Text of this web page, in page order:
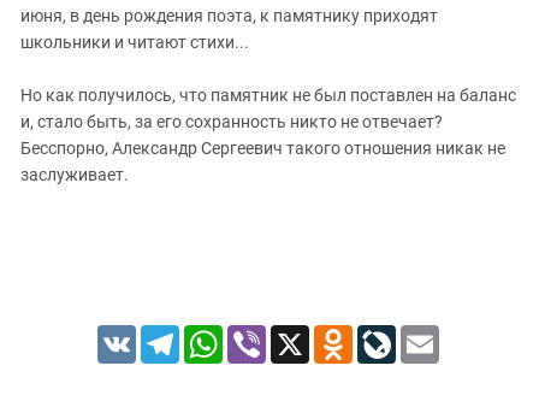
июня, в день рождения поэта, к памятнику приходят
школьники и читают стихи...
Но как получилось, что памятник не был поставлен на баланс
и, стало быть, за его сохранность никто не отвечает?
Бесспорно, Александр Сергеевич такого отношения никак не
заслуживает.
VK TelegramWhatsApp
Viber X Odnoklassniki
LiveJournal
Email